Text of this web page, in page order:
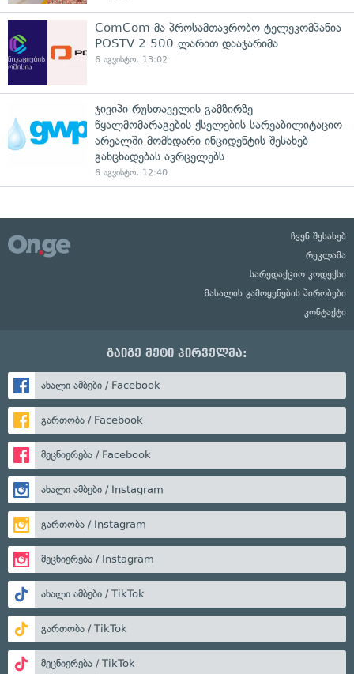
ComCom-მა პროსამთავრობო ტელეკომპანია
POSTV 2 500 ლარით დააჯარიმა
6 აგვისტო, 13:02
ჯივიპი რუსთაველის გამზირზე
წყალმომარაგების ქსელების სარეაბილიტაციო
არეალში მომხდარი ინციდენტის შესახებ
განცხადებას ავრცელებს
6 აგვისტო, 12:40
ჩვენ შესახებ
რეკლამა
სარედაქციო კოდექსი
მასალის გამოყენების პირობები
კონტაქტი
გაიგე მეტი პირველმა:
ახალი ამბები / Facebook
გართობა / Facebook
მეცნიერება / Facebook
ახალი ამბები / Instagram
გართობა / Instagram
მეცნიერება / Instagram
ახალი ამბები / TikTok
გართობა / TikTok
მეცნიერება / TikTok